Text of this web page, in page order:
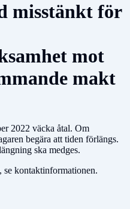
misstänkt för
mot
makt
2022 väcka åtal. Om
begära att tiden förlängs.
ska medges.
se kontaktinformationen.